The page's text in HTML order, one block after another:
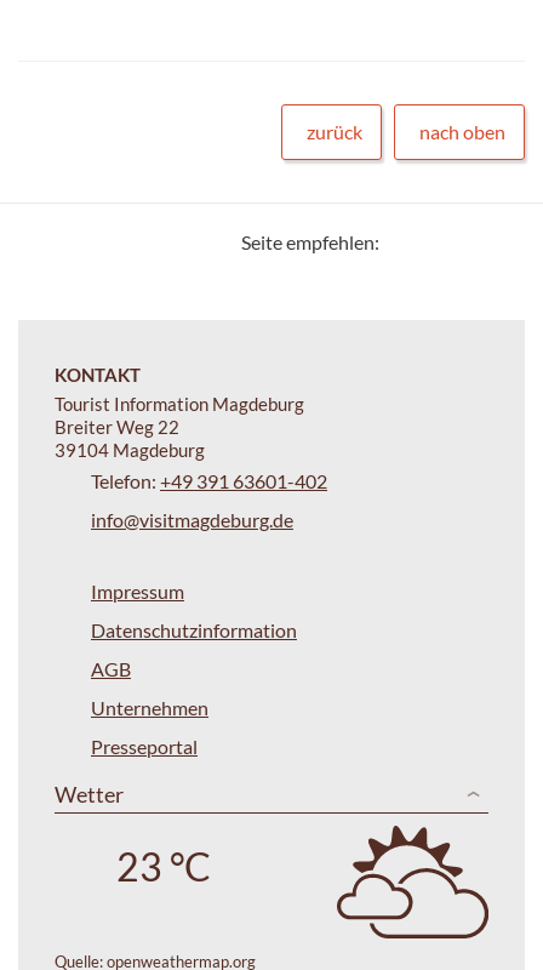
zurück nach oben
Seite empfehlen:
KONTAKT
Tourist Information Magdeburg
Breiter Weg 22
39104 Magdeburg
Telefon: +49 391 63601-402
info@visitmagdeburg.de
Impressum
Datenschutzinformation
AGB
Unternehmen
Presseportal
Wetter
23 °C
Quelle:openweathermap.org